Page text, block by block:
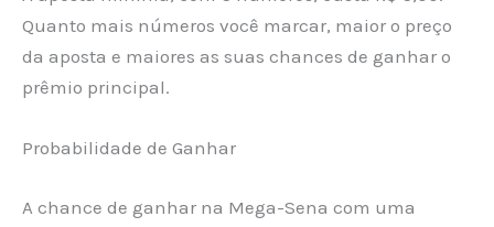
Quanto mais números você marcar, maior o preço
da aposta e maiores as suas chances de ganhar o
prêmio principal.
Probabilidade de Ganhar
A chance de ganhar na Mega-Sena com uma